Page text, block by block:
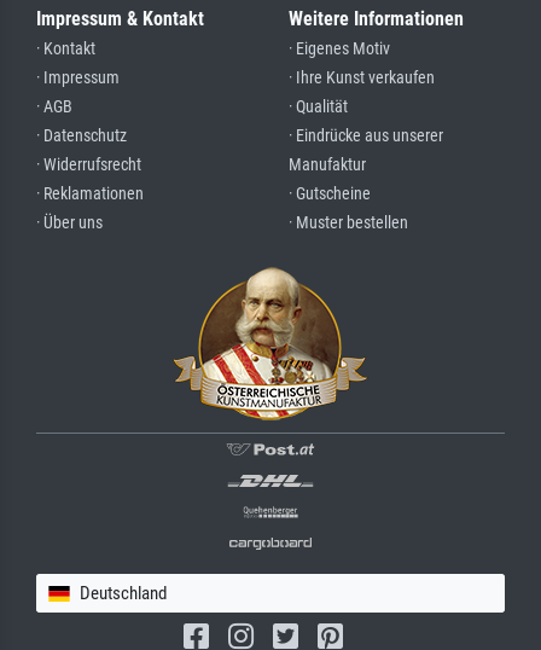
Impressum & Kontakt
· Kontakt
· Impressum
· AGB
· Datenschutz
· Widerrufsrecht
· Reklamationen
· Über uns
Weitere Informationen
· Eigenes Motiv
· Ihre Kunst verkaufen
· Qualität
· Eindrücke aus unserer
Manufaktur
· Gutscheine
· Muster bestellen
Deutschland